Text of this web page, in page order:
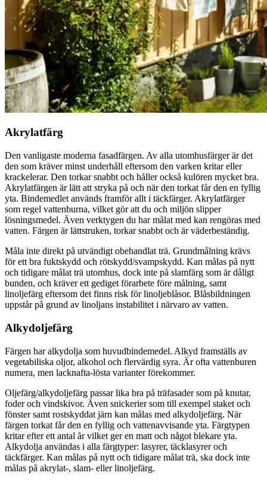
Akrylatfärg
Den vanligaste moderna fasadfärgen. Av alla utomhusfärger är det
den som kräver minst underhåll eftersom den varken kritar eller
krackelerar. Den torkar snabbt och håller också kulören mycket bra.
Akrylatfärgen är lätt att stryka på och när den torkat får den en fyllig
yta. Bindemedlet används framför allt i täckfärger. Akrylatfärger
som regel vattenburna, vilket gör att du och miljön slipper
lösningsmedel. Även verktygen du har målat med kan rengöras med
vatten. Färgen är lättstruken, torkar snabbt och är väderbeständig.
Måla inte direkt på utvändigt obehandlat trä. Grundmålning krävs
för ett bra fuktskydd och rötskydd/svampskydd. Kan målas på nytt
och tidigare målat trä utomhus, dock inte på slamfärg som är dåligt
bunden, och kräver ett gediget förarbete före målning, samt
linoljefärg eftersom det finns risk för linoljeblåsor. Blåsbildningen
uppstår på grund av linoljans instabilitet i närvaro av vatten.
Alkydoljefärg
Färgen har alkydolja som huvudbindemedel. Alkyd framställs av
vegetabiliska oljor, alkohol och flervärdig syra. Är ofta vattenburen
numera, men lacknafta-lösta varianter förekommer.
Oljefärg/alkydoljefärg passar lika bra på träfasader som på knutar,
foder och vindskivor. Även snickerier som till exempel staket och
fönster samt rostskyddat järn kan målas med alkydoljefärg. När
färgen torkat får den en fyllig och vattenavvisande yta. Färgtypen
kritar efter ett antal år vilket ger en matt och något blekare yta.
Alkydolja användas i alla färgtyper: lasyrer, täcklasyrer och
täckfärger. Kan målas på nytt och tidigare målat trä, ska dock inte
målas på akrylat-, slam- eller linoljefärg.